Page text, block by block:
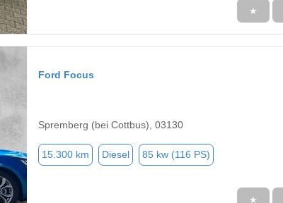
★
Ford Focus
Spremberg (bei Cottbus), 03130
15.300 km Diesel 85 kw (116 PS)
★